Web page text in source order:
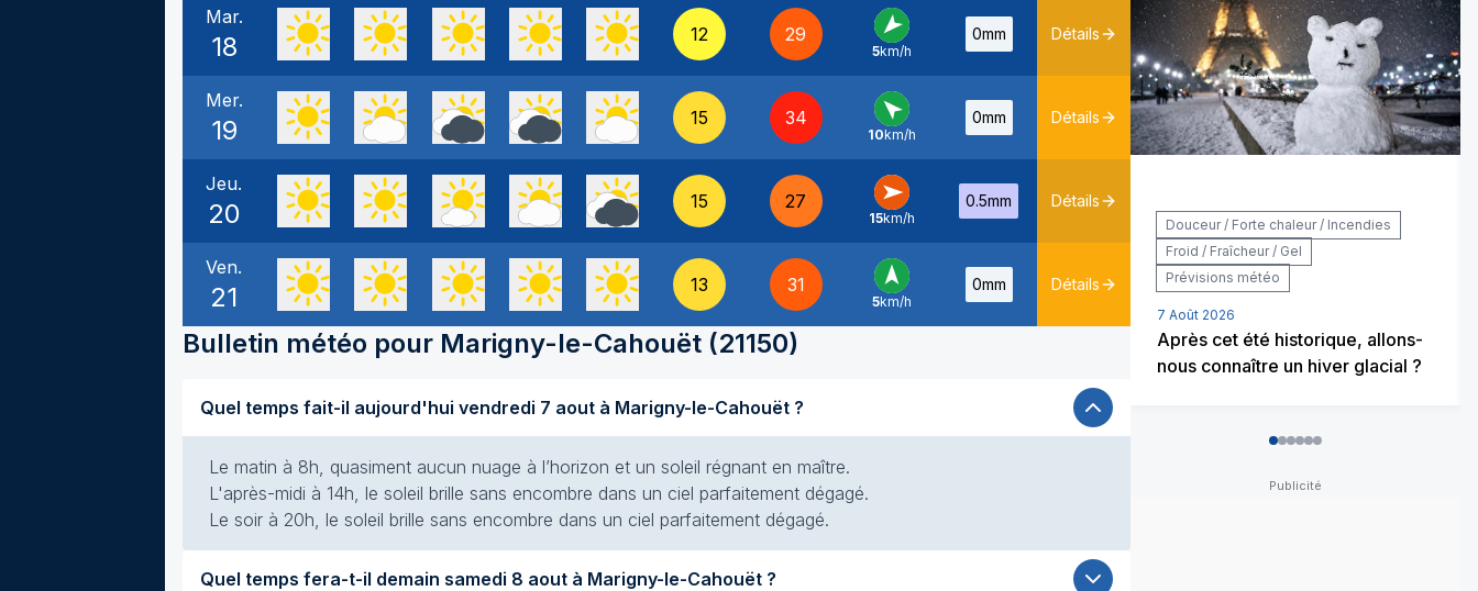
Mar.
18 12 29
NE
5km/h
0mm Détails
Mer.
19 15 34
SE -
10km/h
0mm Détails
Jeu.
20 15 27
O -
15km/h
0.5mm Détails
Ven.
21 13 31
S -
5km/h
0mm Détails
Bulletin météo pour Marigny-le-Cahouët (21150)
Quel temps fait-il aujourd'hui vendredi 7 aout à Marigny-le-Cahouët ?
Le matin à 8h, quasiment aucun nuage à l’horizon et un soleil régnant en maître.
L'après-midi à 14h, le soleil brille sans encombre dans un ciel parfaitement dégagé.
Le soir à 20h, le soleil brille sans encombre dans un ciel parfaitement dégagé.
Quel temps fera-t-il demain samedi 8 aout à Marigny-le-Cahouët ?
Douceur / Forte chaleur / Incendies
Froid / Fraîcheur / Gel
Prévisions météo
7 Août 2026
Après cet été historique, allons-
nous connaître un hiver glacial ?